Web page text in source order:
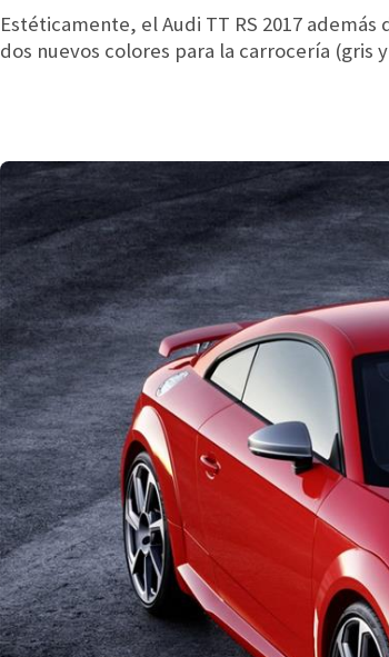
Estéticamente, el Audi TT RS 2017
dos nuevos colores para la carrocería (gris